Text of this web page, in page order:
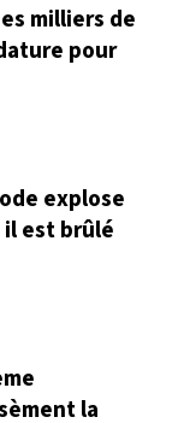
milliers de
pour
explose
est brûlé
la